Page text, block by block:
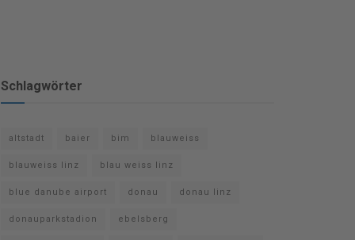
Schlagwörter
altstadt baier bim blauweiss
blauweiss linz blau weiss linz
blue danube airport donau donau linz
donauparkstadion ebelsberg